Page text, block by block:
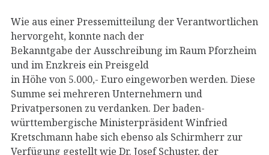
Wie aus einer Pressemitteilung der Verantwortlichen
hervorgeht, konnte nach der
Bekanntgabe der Ausschreibung im Raum Pforzheim
und im Enzkreis ein Preisgeld
in Höhe von 5.000,- Euro eingeworben werden. Diese
Summe sei mehreren Unternehmern und
Privatpersonen zu verdanken. Der baden-
württembergische Ministerpräsident Winfried
Kretschmann habe sich ebenso als Schirmherr zur
Verfügung gestellt wie Dr. Josef Schuster, der